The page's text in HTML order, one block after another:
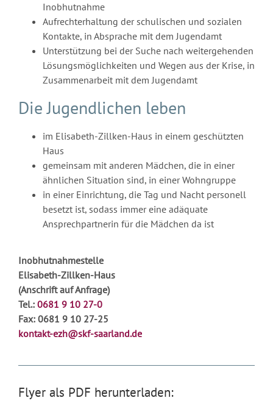
Inobhutnahme
Aufrechterhaltung der schulischen und sozialen
Kontakte, in Absprache mit dem Jugendamt
Unterstützung bei der Suche nach weitergehenden
Lösungsmöglichkeiten und Wegen aus der Krise, in
Zusammenarbeit mit dem Jugendamt
Die Jugendlichen leben
im Elisabeth-Zillken-Haus in einem geschützten
Haus
gemeinsam mit anderen Mädchen, die in einer
ähnlichen Situation sind, in einer Wohngruppe
in einer Einrichtung, die Tag und Nacht personell
besetzt ist, sodass immer eine adäquate
Ansprechpartnerin für die Mädchen da ist
Inobhutnahmestelle
Elisabeth-Zillken-Haus
(Anschrift auf Anfrage)
Tel.: 0681 9 10 27-0
Fax: 0681 9 10 27-25
kontakt-ezh@skf-saarland.de
Flyer als PDF herunterladen: